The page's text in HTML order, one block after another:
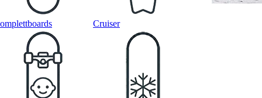
Cruiser